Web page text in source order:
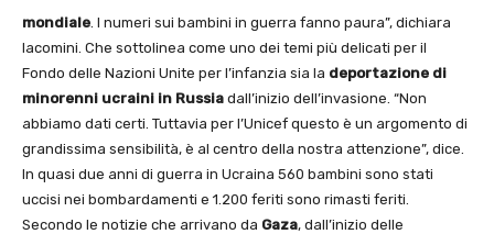
mondiale . I numeri sui bambini in guerra fanno paura”, dichiara
Iacomini. Che sottolinea come uno dei temi più delicati per il
Fondo delle Nazioni Unite per l’infanzia sia la deportazione di
minorenni ucraini in Russia dall’inizio dell’invasione. “Non
abbiamo dati certi. Tuttavia per l’Unicef questo è un argomento di
grandissima sensibilità, è al centro della nostra attenzione”, dice.
In quasi due anni di guerra in Ucraina 560 bambini sono stati
uccisi nei bombardamenti e 1.200 feriti sono rimasti feriti.
Secondo le notizie che arrivano da Gaza, dall’inizio delle